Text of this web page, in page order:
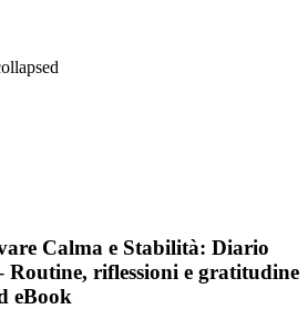
Calma e Stabilità: Diario
Routine, riflessioni e gratitudine
eBook